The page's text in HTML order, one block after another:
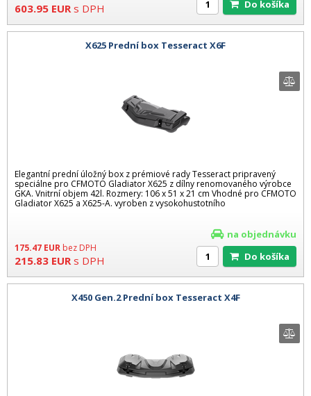
603.95 EUR s DPH
Do košíka
X625 Prední box Tesseract X6F
Elegantní prední úložný box z prémiové rady Tesseract pripravený
speciálne pro CFMOTO Gladiator X625 z dílny renomovaného výrobce
GKA. Vnitrní objem 42l. Rozmery: 106 x 51 x 21 cm Vhodné pro CFMOTO
Gladiator X625 a X625-A. vyroben z vysokohustotního
175.47 EUR bez DPH
215.83 EUR s DPH
na objednávku
Do košíka
X450 Gen.2 Prední box Tesseract X4F